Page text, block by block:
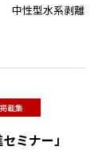
中性型水系剥離
載集
ミナー」